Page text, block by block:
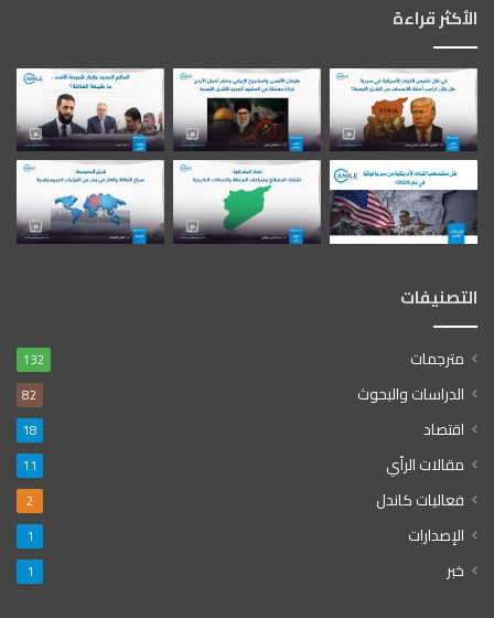
الأكثر قراءة
التصنيفات
مترجمات 132
الدراسات والبحوث 82
اقتصاد 18
مقالات الرأي 11
فعاليات كاندل 2
الإصدارات 1
خبر 1